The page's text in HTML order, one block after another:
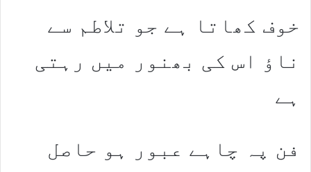
خوف کھاتا ہے جو تلاطم سے
ناؤ اس کی بھنور میں رہتی
ہے
فن پہ چاہے عبور ہو حاصل